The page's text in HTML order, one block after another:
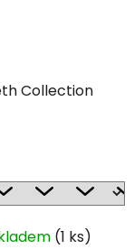
Collection
(1 ks)